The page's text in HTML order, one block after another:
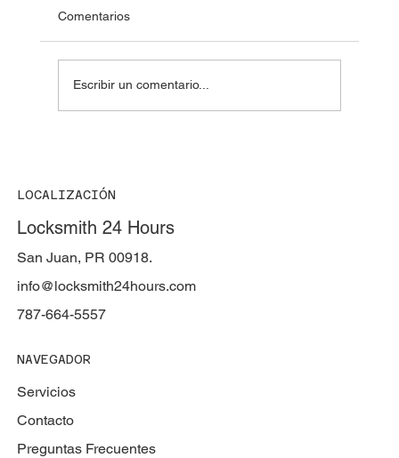
Comentarios
Escribir un comentario...
LOCALIZACIÓN
Locksmith 24 Hours
San Juan, PR 00918.
787-664-5557
info@locksmith24hours.com
NAVEGADOR
Servicios
Contacto
Preguntas Frecuentes